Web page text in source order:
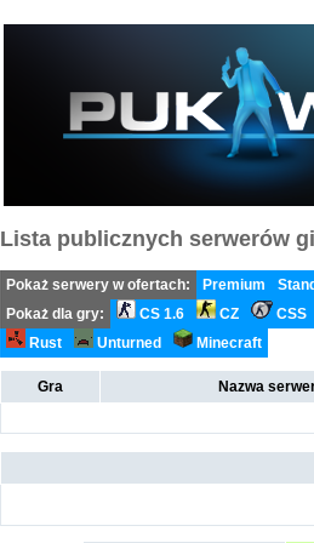
Lista publicznych serwerów
Pokaż serwery w ofertach: Premium
Pokaż dla gry:
CS 1.6 CZ
CSS
Rust
Unturned Minecraft
Gra Nazwa